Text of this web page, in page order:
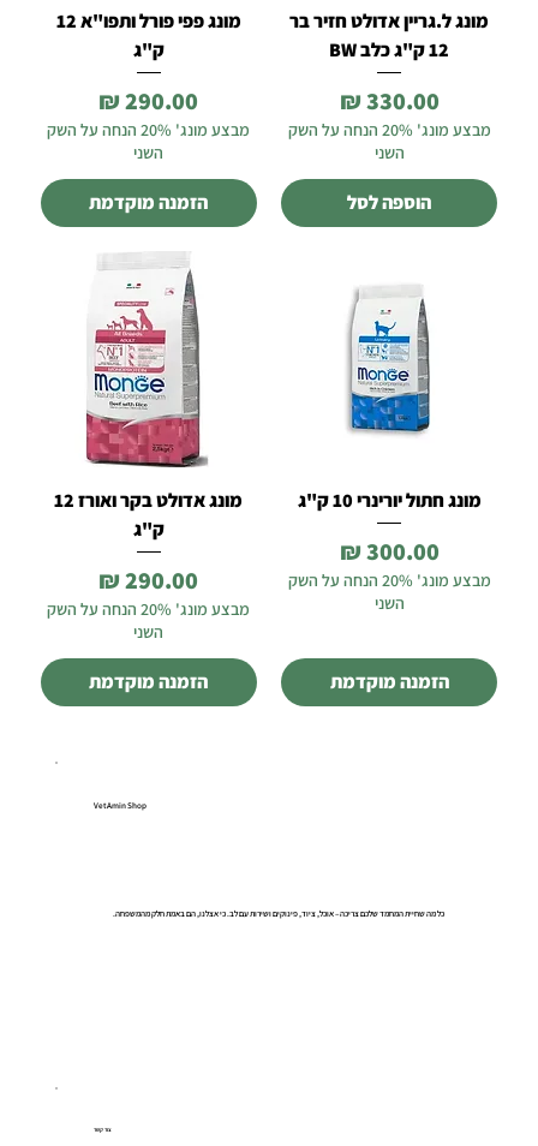
מונג ל.גריין אדולט חזיר בר
12 ק"ג כלב BW
מחיר
מבצע מונג' 20% הנחה על השק
השני
הוספה לסל
מונג פפי פורל ותפו"א 12
ק"ג
מחיר
מבצע מונג' 20% הנחה על השק
השני
הזמנה מוקדמת
מונג חתול יורינרי 10 ק"ג
מחיר
מבצע מונג' 20% הנחה על השק
השני
הזמנה מוקדמת
מונג אדולט בקר ואורז 12
ק"ג
מחיר
מבצע מונג' 20% הנחה על השק
השני
הזמנה מוקדמת
VetAmin Shop
כל מה שחיית המחמד שלכם צריכה – אוכל, ציוד, פינוקים ושירות עם לב. כי אצלנו, הם באמת חלק מהמשפחה.
צור קשר